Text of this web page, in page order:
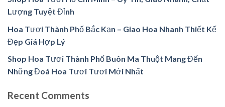
Lượng Tuyệt Đỉnh
Hoa Tươi Thành Phố Bắc Kạn – Giao Hoa Nhanh Thiết Kế
Đẹp Giá Hợp Lý
Shop Hoa Tươi Thành Phố Buôn Ma Thuột Mang Đến
Những Đoá Hoa Tươi Tươi Mới Nhất
Recent Comments